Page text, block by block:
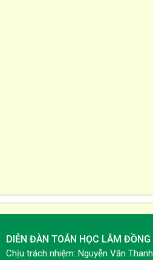
DIỄN ĐÀN TOÁN HỌC LÂM ĐỒNG
Chịu trách nhiệm: Nguyễn Văn Thanh